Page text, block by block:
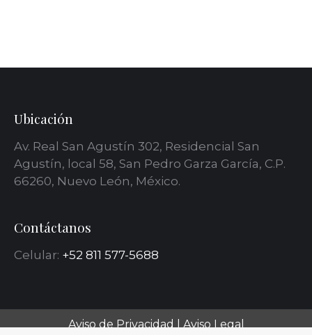
Ubicación
Av. Real San Agustín 302, Residencial San
Agustín, local 58, San Pedro Garza García, C.P.
66260, Nuevo León, México.
Contáctanos
Celular: +52 811 577-5688
Aviso de PrivacidadlAviso Legal